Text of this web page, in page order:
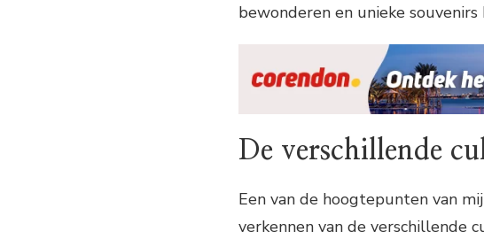
bewonderen en unieke
De verschillende
Een van de hoogtepunten van
verkennen van de verschillende